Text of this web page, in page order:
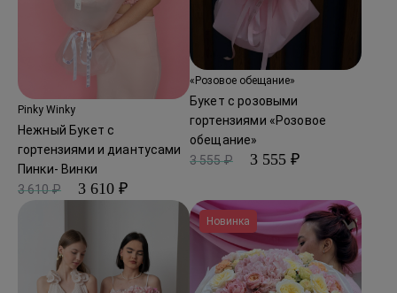
Pinky Winky
Нежный Букет с
гортензиями и диантусами
Пинки- Винки
3 610 ₽
3 610 ₽
«Розовое обещание»
Букет с розовыми
гортензиями «Розовое
обещание»
3 555 ₽
3 555 ₽
Новинка